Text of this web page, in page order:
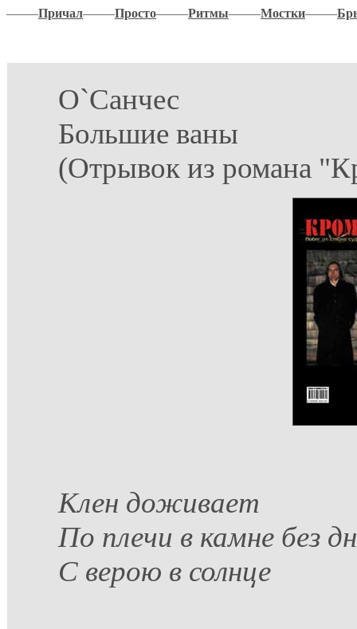
–––––Причал–––––Просто–––––Ритмы–––––Мостки–––––
О`Санчес
Большие ваны
(Отрывок из романа
Клен доживает
По плечи в камне без
С верою в солнце